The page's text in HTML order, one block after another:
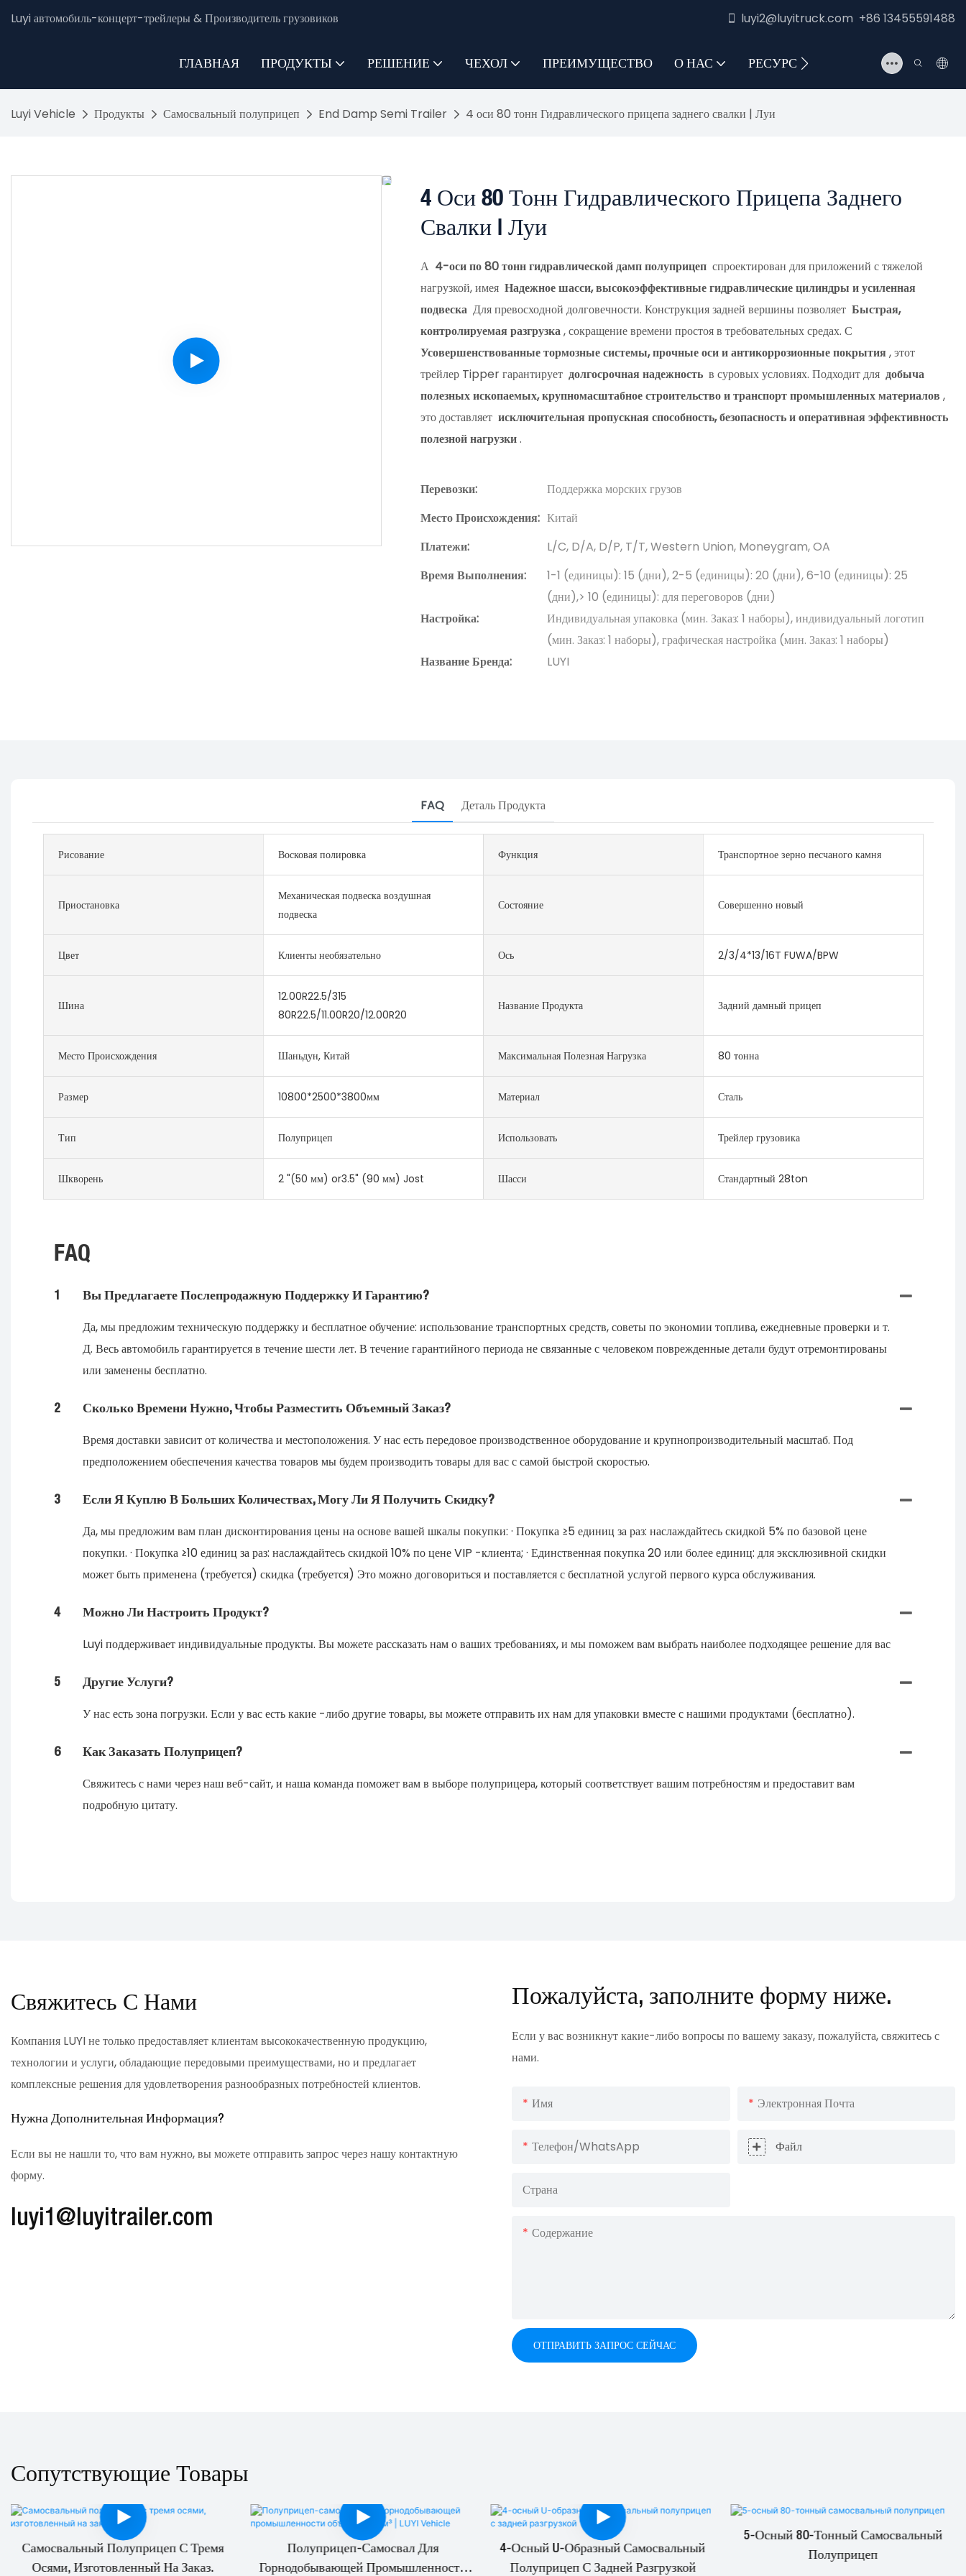
Luyi автомобиль-концерт-трейлеры & Производитель грузовиков luyi2@luyitruck.com +86 13455591488
ГЛАВНАЯ ПРОДУКТЫ РЕШЕНИЕ ЧЕХОЛ ПРЕИМУЩЕСТВО О НАС РЕСУРС СВЯЖИТЕСЬ С НАМИ
Luyi Vehicle Продукты Самосвальный полуприцеп End Damp Semi Trailer 4 оси 80 тонн Гидравлического прицепа заднего свалки | Луи
4 Оси 80 Тонн Гидравлического Прицепа Заднего
Свалки | Луи
А 4-оси по 80 тонн гидравлической дамп полуприцеп спроектирован для приложений с тяжелой
нагрузкой, имея Надежное шасси, высокоэффективные гидравлические цилиндры и усиленная
подвеска Для превосходной долговечности. Конструкция задней вершины позволяет Быстрая,
контролируемая разгрузка, сокращение времени простоя в требовательных средах. С
Усовершенствованные тормозные системы, прочные оси и антикоррозионные покрытия , этот
трейлер Tipper гарантирует долгосрочная надежность в суровых условиях. Подходит для добыча
полезных ископаемых, крупномасштабное строительство и транспорт промышленных материалов ,
это доставляет исключительная пропускная способность, безопасность и оперативная эффективность
полезной нагрузки.
Перевозки:
Поддержка морских грузов
Место Происхождения: Китай
Платежи:
L/C, D/A, D/P, T/T, Western Union, Moneygram, OA
Время Выполнения:
1-1 (единицы): 15 (дни), 2-5 (единицы): 20 (дни), 6-10 (единицы): 25
(дни),> 10 (единицы): для переговоров (дни)
Настройка:
Индивидуальная упаковка (мин. Заказ: 1 наборы), индивидуальный логотип
(мин. Заказ: 1 наборы), графическая настройка (мин. Заказ: 1 наборы)
Название Бренда:
LUYI
FAQ Деталь Продукта
Рисование Восковая полировка Функция Транспортное зерно песчаного камня
Приостановка
Механическая подвеска воздушная
подвеска
Состояние Совершенно новый
Цвет Клиенты необязательно Ось 2/3/4*13/16T FUWA/BPW
Шина
12.00R22.5/315
80R22.5/11.00R20/12.00R20
Название Продукта Задний дамный прицеп
Место Происхождения Шаньдун, Китай Максимальная Полезная Нагрузка 80 тонна
Размер 10800*2500*3800мм Материал Сталь
Тип Полуприцеп Использовать Трейлер грузовика
Шкворень 2 "(50 мм) or3.5" (90 мм) Jost Шасси Стандартный 28ton
FAQ
1 Вы Предлагаете Послепродажную Поддержку И Гарантию?
Да, мы предложим техническую поддержку и бесплатное обучение: использование транспортных средств, советы по экономии топлива, ежедневные проверки и т.
Д. Весь автомобиль гарантируется в течение шести лет. В течение гарантийного периода не связанные с человеком поврежденные детали будут отремонтированы
или заменены бесплатно.
2 Сколько Времени Нужно, Чтобы Разместить Объемный Заказ?
Время доставки зависит от количества и местоположения. У нас есть передовое производственное оборудование и крупнопроизводительный масштаб. Под
предположением обеспечения качества товаров мы будем производить товары для вас с самой быстрой скоростью.
3 Если Я Куплю В Больших Количествах, Могу Ли Я Получить Скидку?
Да, мы предложим вам план дисконтирования цены на основе вашей шкалы покупки: · Покупка ≥5 единиц за раз: наслаждайтесь скидкой 5% по базовой цене
покупки. · Покупка ≥10 единиц за раз: наслаждайтесь скидкой 10% по цене VIP -клиента; · Единственная покупка 20 или более единиц: для эксклюзивной скидки
может быть применена (требуется) скидка (требуется) Это можно договориться и поставляется с бесплатной услугой первого курса обслуживания.
4 Можно Ли Настроить Продукт?
Luyi поддерживает индивидуальные продукты. Вы можете рассказать нам о ваших требованиях, и мы поможем вам выбрать наиболее подходящее решение для вас
5 Другие Услуги?
У нас есть зона погрузки. Если у вас есть какие -либо другие товары, вы можете отправить их нам для упаковки вместе с нашими продуктами (бесплатно).
6 Как Заказать Полуприцеп?
Свяжитесь с нами через наш веб-сайт, и наша команда поможет вам в выборе полуприцера, который соответствует вашим потребностям и предоставит вам
подробную цитату.
Свяжитесь С Нами
Компания LUYI не только предоставляет клиентам высококачественную продукцию,
технологии и услуги, обладающие передовыми преимуществами, но и предлагает
комплексные решения для удовлетворения разнообразных потребностей клиентов.
Нужна Дополнительная Информация?
Если вы не нашли то, что вам нужно, вы можете отправить запрос через нашу контактную
форму.
luyi1@luyitrailer.com
Пожалуйста, заполните форму ниже.
Если у вас возникнут какие-либо вопросы по вашему заказу, пожалуйста, свяжитесь с
нами.
Имя Электронная Почта
Телефон/WhatsApp Файл
Страна
Содержание
ОТПРАВИТЬ ЗАПРОС СЕЙЧАС
Сопутствующие Товары
Самосвальный Полуприцеп С Тремя
Осями, Изготовленный На Заказ.
Полуприцеп-Самосвал Для
Горнодобывающей Промышленности
4-Осный U-Образный Самосвальный
Полуприцеп С Задней Разгрузкой
5-Осный 80-Тонный Самосвальный
Полуприцеп